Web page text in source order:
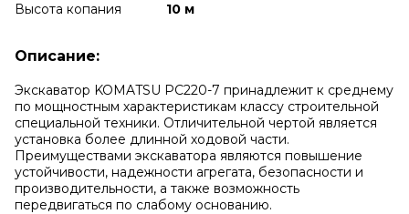
Высота копания
10 м
Описание:
Экскаватор KOMATSU PC220-7 принадлежит к среднему
по мощностным характеристикам классу строительной
специальной техники. Отличительной чертой является
установка более длинной ходовой части.
Преимуществами экскаватора являются повышение
устойчивости, надежности агрегата, безопасности и
производительности, а также возможность
передвигаться по слабому основанию.